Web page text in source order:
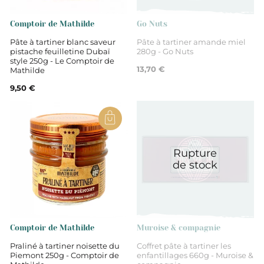
Comptoir de Mathilde
Pâte à tartiner blanc saveur
pistache feuilletine Dubaï
style 250g - Le Comptoir de
Mathilde
9,50 €
Go Nuts
Pâte à tartiner amande miel
280g - Go Nuts
13,70 €
Comptoir de Mathilde
Praliné à tartiner noisette du
Piemont 250g - Comptoir de
Rupture
de stock
Muroise & compagnie
Coffret pâte à tartiner les
enfantillages 660g - Muroise &